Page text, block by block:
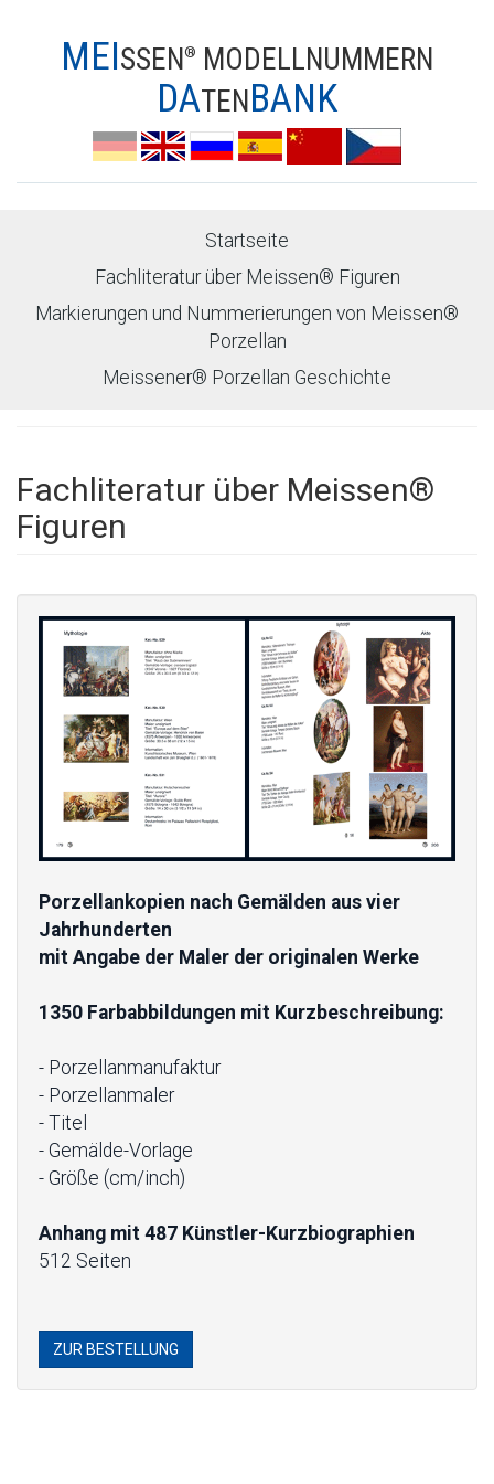
MEISSEN® MODELLNUMMERN
DATENBANK
Startseite
Fachliteratur über Meissen® Figuren
Markierungen und Nummerierungen von Meissen®
Porzellan
Meissener® Porzellan Geschichte
Fachliteratur über Meissen®
Figuren
Porzellankopien nach Gemälden aus vier
Jahrhunderten
mit Angabe der Maler der originalen Werke
1350 Farbabbildungen mit Kurzbeschreibung:
- Porzellanmanufaktur
- Porzellanmaler
- Titel
- Gemälde-Vorlage
- Größe (cm/inch)
Anhang mit 487 Künstler-Kurzbiographien
512 Seiten
ZUR BESTELLUNG